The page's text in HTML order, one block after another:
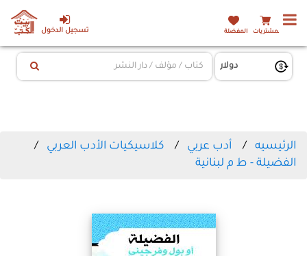
تسجيل الدخول المشتريات المفضلة
الرئيسيه أدب عربي
كلاسيكيات الأدب العربي
الفضيلة - ط م لبنانية